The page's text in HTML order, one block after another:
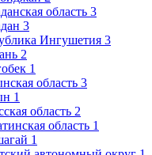
область 3
3
Ингушетия 3
2
1
область 3
1
область 2
область 1
1